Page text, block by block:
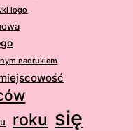
logo
nadrukiem
roku się